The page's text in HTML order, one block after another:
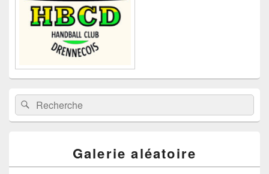
Recherche :Rechercher
Galerie aléatoire